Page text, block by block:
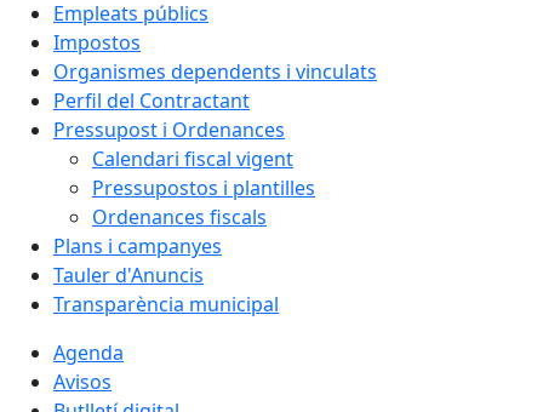
Empleats públics
Impostos
Organismes dependents i vinculats
Perfil del Contractant
Pressupost i Ordenances
Calendari fiscal vigent
Pressupostos i plantilles
Ordenances fiscals
Plans i campanyes
Tauler d'Anuncis
Transparència municipal
Agenda
Avisos